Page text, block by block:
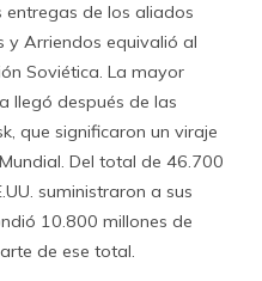
entregas de los aliados
y Arriendos equivalió al
Soviética. La mayor
llegó después de las
que significaron un viraje
Del total de 46.700
suministraron a sus
10.800 millones de
de ese total.